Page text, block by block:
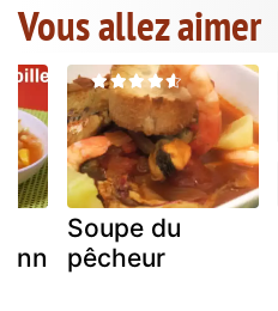
Vous allez aimer
Soupe du
pêcheur